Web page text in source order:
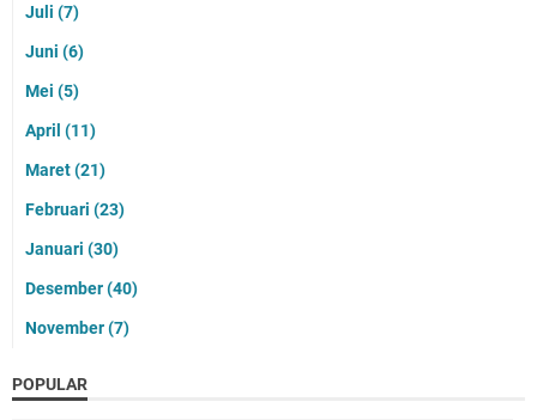
Juli (7)
Juni (6)
Mei (5)
April (11)
Maret(21)
Februari (23)
Januari (30)
Desember(40)
November(7)
POPULAR